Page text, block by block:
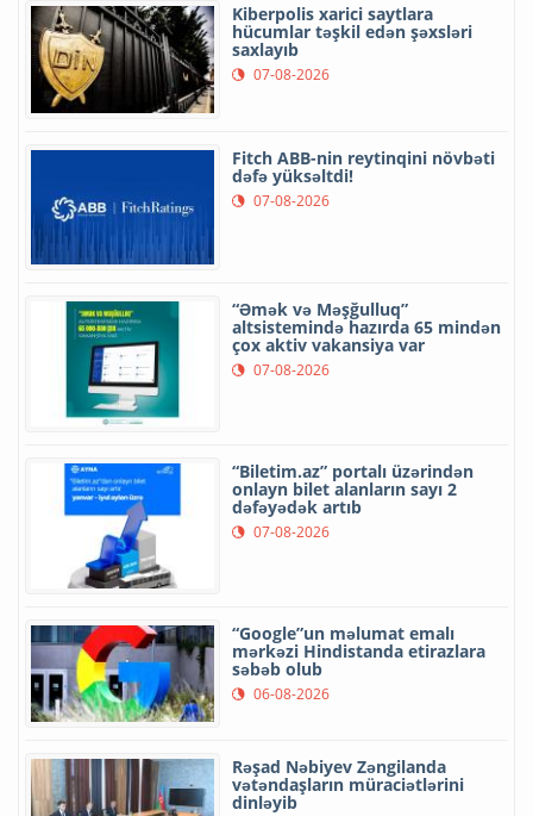
Kiberpolis xarici saytlara
hücumlar təşkil edən şəxsləri
saxlayıb
07-08-2026
Fitch ABB-nin reytinqini növbəti
dəfə yüksəltdi!
07-08-2026
“Əmək və Məşğulluq”
altsistemində hazırda 65 mindən
çox aktiv vakansiya var
07-08-2026
“Biletim.az” portalı üzərindən
onlayn bilet alanların sayı 2
dəfəyədək artıb
07-08-2026
“Google”un məlumat emalı
mərkəzi Hindistanda etirazlara
səbəb olub
06-08-2026
Rəşad Nəbiyev Zəngilanda
vətəndaşların müraciətlərini
dinləyib